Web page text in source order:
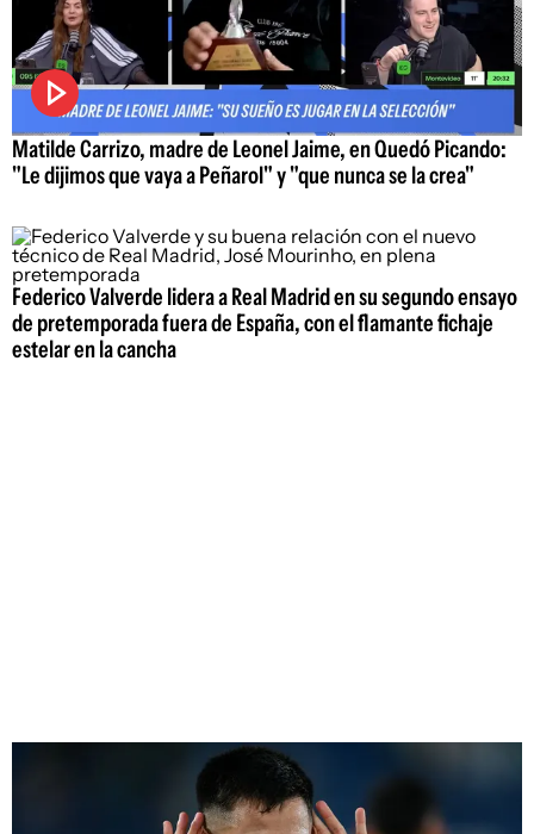
Matilde Carrizo, madre de Leonel Jaime, en Quedó Picando:
"Le dijimos que vaya a Peñarol" y "que nunca se la crea"
Federico Valverde lidera a Real Madrid en su segundo ensayo
de pretemporada fuera de España, con el flamante fichaje
estelar en la cancha